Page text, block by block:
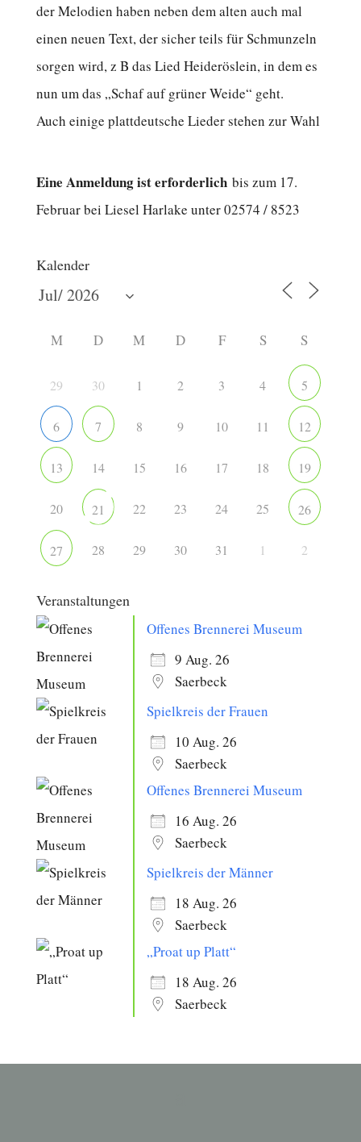
der Melodien haben neben dem alten auch mal
einen neuen Text, der sicher teils für Schmunzeln
sorgen wird, z B das Lied Heideröslein, in dem es
nun um das „Schaf auf grüner Weide“ geht.
Auch einige plattdeutsche Lieder stehen zur Wahl
Eine Anmeldung ist erforderlichbis zum 17.
Februar bei Liesel Harlake unter 02574 / 8523
Kalender
M D M D F S S
29 30 1 2 3 4 5
6 7 8 9 10 11 12
13 14 15 16 17 18 19
20 21 22 23 24 25 26
27 28 29 30 31 1 2
Veranstaltungen
Offenes Brennerei Museum
9 Aug. 26
Saerbeck
Spielkreis der Frauen
10 Aug. 26
Saerbeck
Offenes Brennerei Museum
16 Aug. 26
Saerbeck
Spielkreis der Männer
18 Aug. 26
Saerbeck
„Proat up Platt“
18 Aug. 26
Saerbeck